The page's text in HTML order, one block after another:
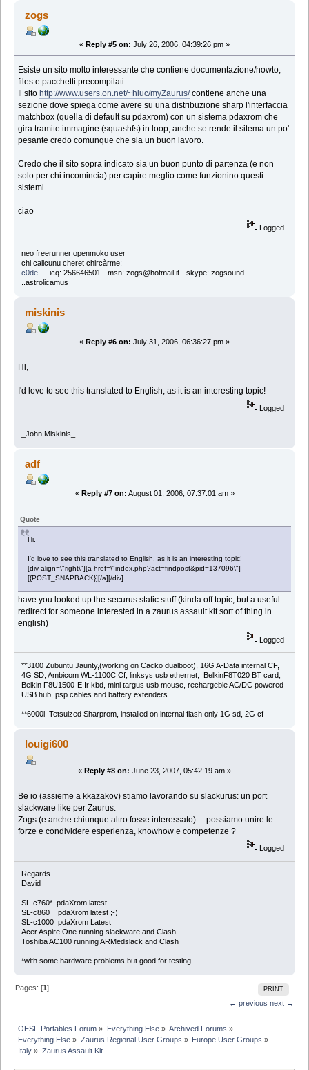
zogs
« Reply #5 on: July 26, 2006, 04:39:26 pm »
Esiste un sito molto interessante che contiene documentazione/howto,
files e pacchetti precompilati.
Il sito http://www.users.on.net/~hluc/myZaurus/contiene anche una
sezione dove spiega come avere su una distribuzione sharp l'interfaccia
matchbox (quella di default su pdaxrom) con un sistema pdaxrom che
gira tramite immagine (squashfs) in loop, anche se rende il sitema un po'
pesante credo comunque che sia un buon lavoro.
Credo che il sito sopra indicato sia un buon punto di partenza (e non
solo per chi incomincia) per capire meglio come funzionino questi
sistemi.
ciao
Logged
neo freerunner openmoko user
chi calicunu cheret chircàrme:
c0de- - icq: 256646501 - msn: zogs@hotmail.it - skype: zogsound
..astrolicamus
miskinis
« Reply #6 on: July 31, 2006, 06:36:27 pm »
Hi,
I'd love to see this translated to English, as it is an interesting topic!
Logged
_John Miskinis_
adf
« Reply #7 on: August 01, 2006, 07:37:01 am »
Quote
Hi,
I'd love to see this translated to English, as it is an interesting topic!
[div align=\"right\"][a href=\"index.php?act=findpost&pid=137096\"]
[{POST_SNAPBACK}][/a][/div]
have you looked up the securus static stuff (kinda off topic, but a useful
redirect for someone interested in a zaurus assault kit sort of thing in
english)
Logged
**3100 Zubuntu Jaunty,(working on Cacko dualboot), 16G A-Data internal CF,
4G SD, Ambicom WL-1100C Cf, linksys usb ethernet, BelkinF8T020 BT card,
Belkin F8U1500-E Ir kbd, mini targus usb mouse, rechargeble AC/DC powered
USB hub, psp cables and battery extenders.
**6000l Tetsuized Sharprom, installed on internal flash only 1G sd, 2G cf
louigi600
« Reply #8 on: June 23, 2007, 05:42:19 am »
Be io (assieme a kkazakov) stiamo lavorando su slackurus: un port
slackware like per Zaurus.
Zogs (e anche chiunque altro fosse interessato) ... possiamo unire le
forze e condividere esperienza, knowhow e competenze ?
Logged
Regards
David
SL-c760* pdaXrom latest
SL-c860 pdaXrom latest ;-)
SL-c1000 pdaXrom Latest
Acer Aspire One running slackware and Clash
Toshiba AC100 running ARMedslack and Clash
*with some hardware problems but good for testing
PRINT
Pages: [1]
← previous next →
OESF Portables Forum » Everything Else» Archived Forums »
Everything Else » Zaurus Regional User Groups » Europe User Groups »
Italy » Zaurus Assault Kit